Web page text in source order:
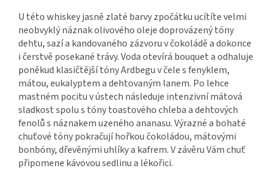
U této whiskey jasně zlaté barvy zpočátku ucítíte velmi
neobvyklý náznak olivového oleje doprovázený tóny
dehtu, sazí a kandovaného zázvoru v čokoládě a dokonce
i čerstvě posekané trávy. Voda otevírá bouquet a odhaluje
poněkud klasičtější tóny Ardbegu v čele s fenyklem,
mátou, eukalyptem a dehtovaným lanem. Po lehce
mastném pocitu v ústech následuje intenzivní mátová
sladkost spolu s tóny toastového chleba a dehtových
fenolů s náznakem uzeného ananasu. Výrazné a bohaté
chuťové tóny pokračují hořkou čokoládou, mátovými
bonbóny, dřevěnými uhlíky a kafrem. V závěru Vám chuť
připomene kávovou sedlinu a lékořici.